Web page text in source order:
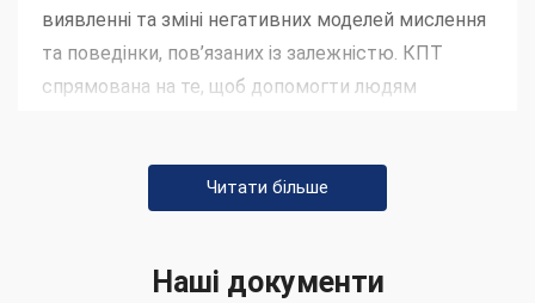
виявленні та зміні негативних моделей мислення
та поведінки, пов’язаних із залежністю. КПТ
спрямована на те, щоб допомогти людям
5. Медикаментозне лікування
Медикаментозне лікування від наркоманії (MAT)
Читати більше
Наші документи